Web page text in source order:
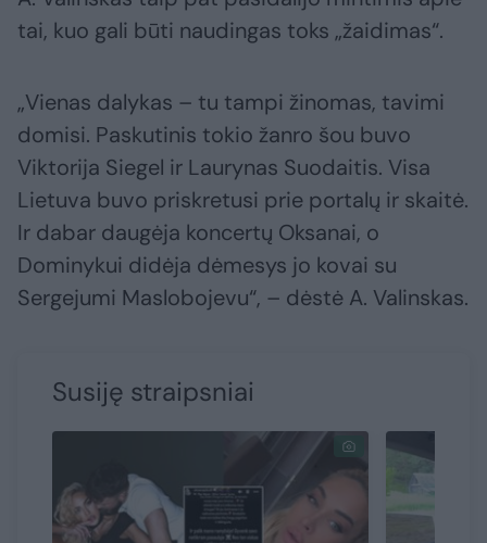
tai, kuo gali būti naudingas toks „žaidimas“.
„Vienas dalykas – tu tampi žinomas, tavimi
domisi. Paskutinis tokio žanro šou buvo
Viktorija Siegel ir Laurynas Suodaitis. Visa
Lietuva buvo priskretusi prie portalų ir skaitė.
Ir dabar daugėja koncertų Oksanai, o
Dominykui didėja dėmesys jo kovai su
Sergejumi Maslobojevu“, – dėstė A. Valinskas.
Susiję straipsniai